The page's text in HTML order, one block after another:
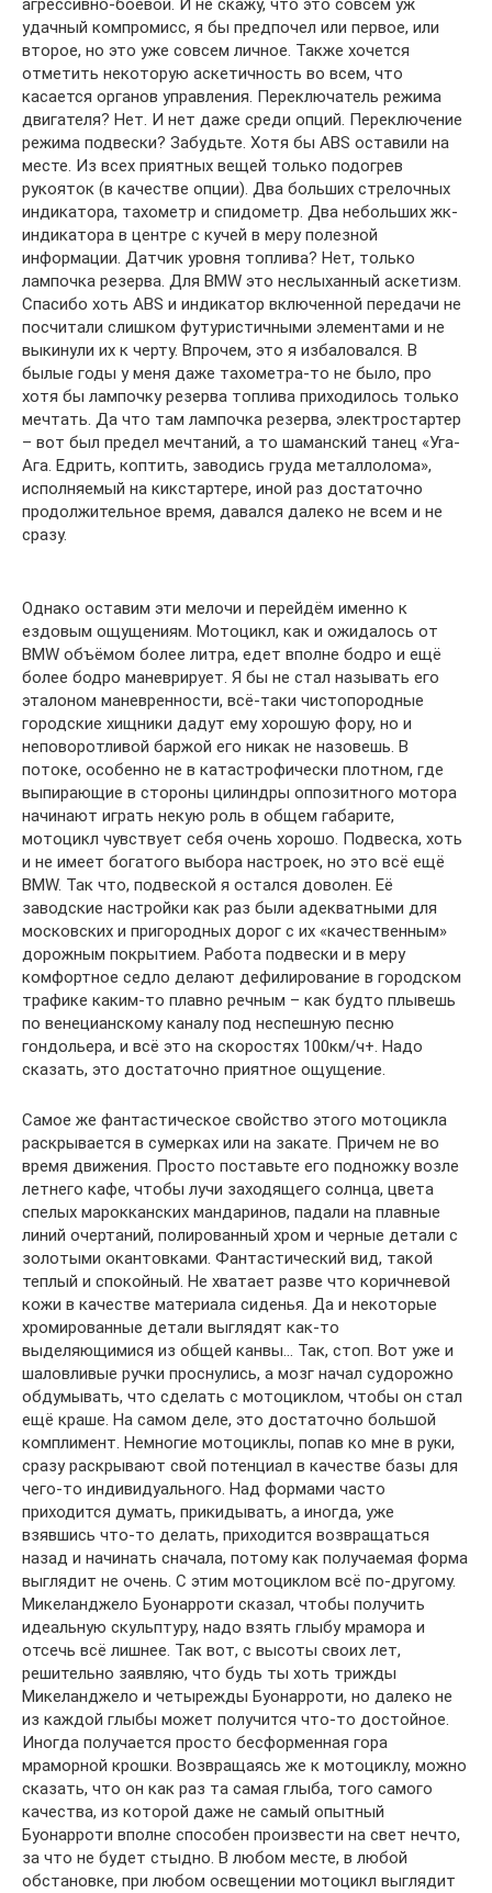
агрессивно-боевой. И не скажу, что это совсем уж
удачный компромисс, я бы предпочел или первое, или
второе, но это уже совсем личное. Также хочется
отметить некоторую аскетичность во всем, что
касается органов управления. Переключатель режима
двигателя? Нет. И нет даже среди опций. Переключение
режима подвески? Забудьте. Хотя бы ABS оставили на
месте. Из всех приятных вещей только подогрев
рукояток (в качестве опции). Два больших стрелочных
индикатора, тахометр и спидометр. Два небольших жк-
индикатора в центре с кучей в меру полезной
информации. Датчик уровня топлива? Нет, только
лампочка резерва. Для BMW это неслыханный аскетизм.
Спасибо хоть ABS и индикатор включенной передачи не
посчитали слишком футуристичными элементами и не
выкинули их к черту. Впрочем, это я избаловался. В
былые годы у меня даже тахометра-то не было, про
хотя бы лампочку резерва топлива приходилось только
мечтать. Да что там лампочка резерва, электростартер
– вот был предел мечтаний, а то шаманский танец «Уга-
Ага. Едрить, коптить, заводись груда металлолома»,
исполняемый на кикстартере, иной раз достаточно
продолжительное время, давался далеко не всем и не
сразу.
Однако оставим эти мелочи и перейдём именно к
ездовым ощущениям. Мотоцикл, как и ожидалось от
BMW объёмом более литра, едет вполне бодро и ещё
более бодро маневрирует. Я бы не стал называть его
эталоном маневренности, всё-таки чистопородные
городские хищники дадут ему хорошую фору, но и
неповоротливой баржой его никак не назовешь. В
потоке, особенно не в катастрофически плотном, где
выпирающие в стороны цилиндры оппозитного мотора
начинают играть некую роль в общем габарите,
мотоцикл чувствует себя очень хорошо. Подвеска, хоть
и не имеет богатого выбора настроек, но это всё ещё
BMW. Так что, подвеской я остался доволен. Её
заводские настройки как раз были адекватными для
московских и пригородных дорог с их «качественным»
дорожным покрытием. Работа подвески и в меру
комфортное седло делают дефилирование в городском
трафике каким-то плавно речным – как будто плывешь
по венецианскому каналу под неспешную песню
гондольера, и всё это на скоростях 100км/ч+. Надо
сказать, это достаточно приятное ощущение.
Самое же фантастическое свойство этого мотоцикла
раскрывается в сумерках или на закате. Причем не во
время движения. Просто поставьте его подножку возле
летнего кафе, чтобы лучи заходящего солнца, цвета
спелых марокканских мандаринов, падали на плавные
линий очертаний, полированный хром и черные детали с
золотыми окантовками. Фантастический вид, такой
теплый и спокойный. Не хватает разве что коричневой
кожи в качестве материала сиденья. Да и некоторые
хромированные детали выглядят как-то
выделяющимися из общей канвы… Так, стоп. Вот уже и
шаловливые ручки проснулись, а мозг начал судорожно
обдумывать, что сделать с мотоциклом, чтобы он стал
ещё краше. На самом деле, это достаточно большой
комплимент. Немногие мотоциклы, попав ко мне в руки,
сразу раскрывают свой потенциал в качестве базы для
чего-то индивидуального. Над формами часто
приходится думать, прикидывать, а иногда, уже
взявшись что-то делать, приходится возвращаться
назад и начинать сначала, потому как получаемая форма
выглядит не очень. С этим мотоциклом всё по-другому.
Микеланджело Буонарроти сказал, чтобы получить
идеальную скульптуру, надо взять глыбу мрамора и
отсечь всё лишнее. Так вот, с высоты своих лет,
решительно заявляю, что будь ты хоть трижды
Микеланджело и четырежды Буонарроти, но далеко не
из каждой глыбы может получится что-то достойное.
Иногда получается просто бесформенная гора
мраморной крошки. Возвращаясь же к мотоциклу, можно
сказать, что он как раз та самая глыба, того самого
качества, из которой даже не самый опытный
Буонарроти вполне способен произвести на свет нечто,
за что не будет стыдно. В любом месте, в любой
обстановке, при любом освещении мотоцикл выглядит